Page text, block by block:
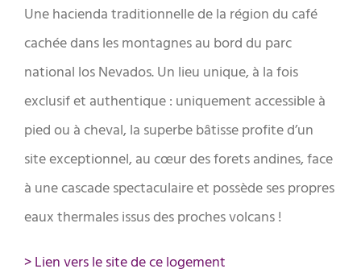
Une hacienda traditionnelle de la région du café
cachée dans les montagnes au bord du parc
national los Nevados. Un lieu unique, à la fois
exclusif et authentique : uniquement accessible à
pied ou à cheval, la superbe bâtisse profite d’un
site exceptionnel, au cœur des forets andines, face
à une cascade spectaculaire et possède ses propres
eaux thermales issus des proches volcans !
> Lien vers le site de ce logement